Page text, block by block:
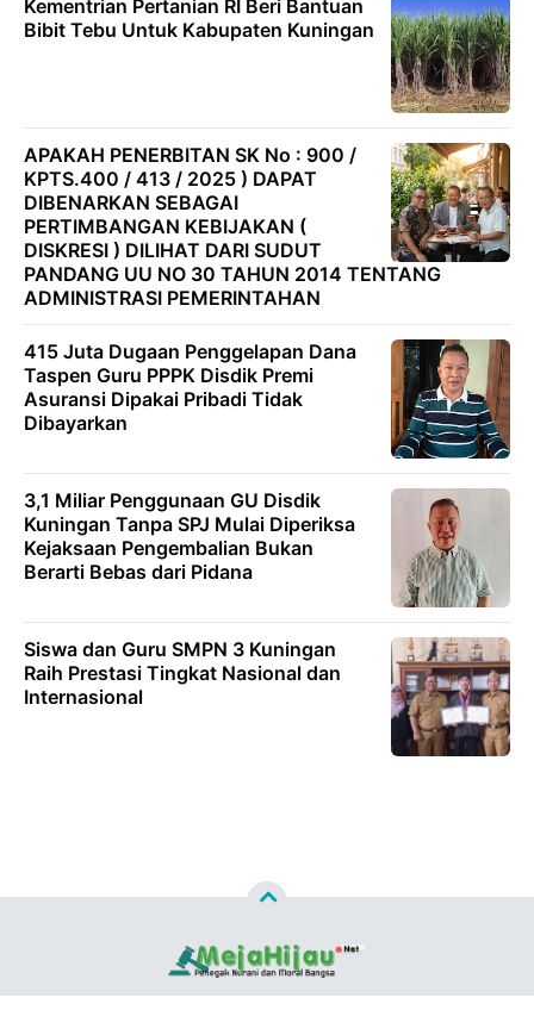
Kementrian Pertanian RI Beri Bantuan
Bibit Tebu Untuk Kabupaten Kuningan
APAKAH PENERBITAN SK No : 900 /
KPTS.400 / 413 / 2025 ) DAPAT
DIBENARKAN SEBAGAI
PERTIMBANGAN KEBIJAKAN (
DISKRESI ) DILIHAT DARI SUDUT
PANDANG UU NO 30 TAHUN 2014 TENTANG
ADMINISTRASI PEMERINTAHAN
415 Juta Dugaan Penggelapan Dana
Taspen Guru PPPK Disdik Premi
Asuransi Dipakai Pribadi Tidak
Dibayarkan
3,1 Miliar Penggunaan GU Disdik
Kuningan Tanpa SPJ Mulai Diperiksa
Kejaksaan Pengembalian Bukan
Berarti Bebas dari Pidana
Siswa dan Guru SMPN 3 Kuningan
Raih Prestasi Tingkat Nasional dan
Internasional
Copyright ©2026MEJAHIJAU.NET™